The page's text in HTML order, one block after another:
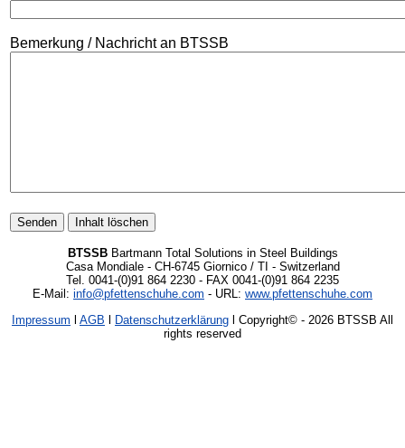
Bemerkung / Nachricht an BTSSB
BTSSBBartmann Total Solutions in Steel Buildings
Casa Mondiale - CH-6745 Giornico / TI - Switzerland
Tel. 0041-(0)91 864 2230 - FAX 0041-(0)91 864 2235
E-Mail: info@pfettenschuhe.com - URL: www.pfettenschuhe.com
Impressum l AGB l Datenschutzerklärung l Copyright© - 2026 BTSSB All
rights reserved